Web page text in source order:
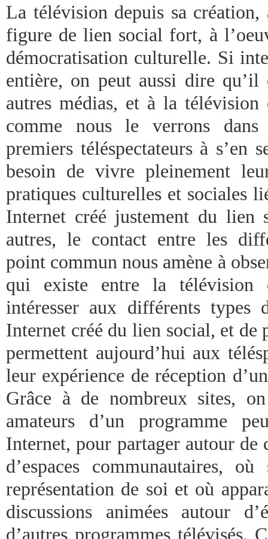
La télévision depuis sa
figure de lien social fort, à
démocratisation culturelle. Si
entière, on peut aussi dire qu’il
autres médias, et à la
comme nous le verrons
premiers téléspectateurs à s’en
besoin de vivre pleinement
pratiques culturelles et sociales
Internet créé justement du lien
autres, le contact entre les
point commun nous amène à
qui existe entre la
intéresser aux différents types
Internet créé du lien social, et de
permettent aujourd’hui aux
leur expérience de réception
Grâce à de nombreux sites,
amateurs d’un programme
Internet, pour partager autour
d’espaces communautaires,
représentation de soi et où
discussions animées autour
d’autres programmes télévisés.